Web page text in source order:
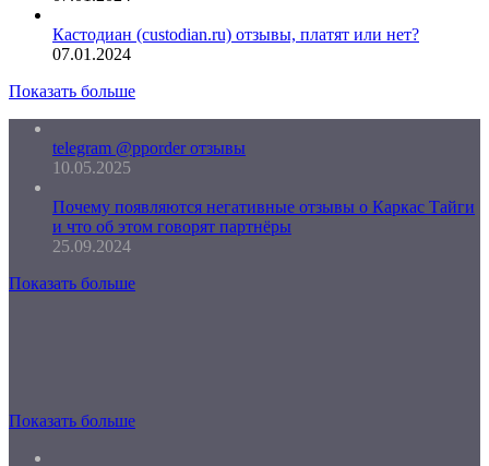
Кастодиан (custodian.ru) отзывы, платят или нет?
07.01.2024
Показать больше
telegram @pporder отзывы
10.05.2025
Почему появляются негативные отзывы о Каркас Тайги
и что об этом говорят партнёры
25.09.2024
Показать больше
Показать больше